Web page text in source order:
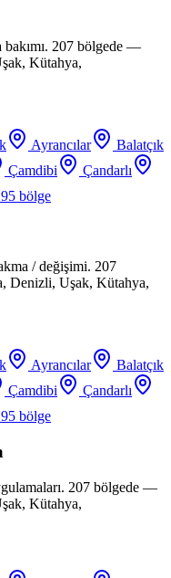
bakımı. 207 bölgede —
Kütahya,
Ayrancılar
Balatçık
Çamdibi
Çandarlı
bölge
/ değişimi. 207
Denizli, Uşak, Kütahya,
Ayrancılar
Balatçık
Çamdibi
Çandarlı
bölge
207 bölgede —
Kütahya,